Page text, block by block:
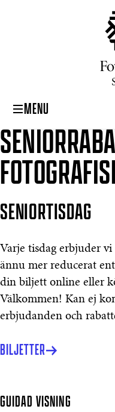
MENU
SENIORTISDAG
Varje tisdag erbjuder
ännu mer reducerat
din biljett online eller
Välkommen! Kan ej
erbjudanden och
BILJETTER
GUIDAD VISNING